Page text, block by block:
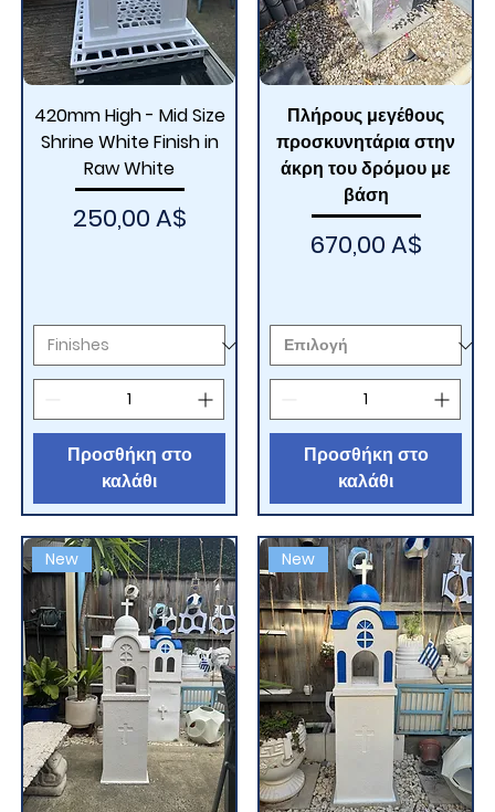
420mm High - Mid Size
Shrine White Finish in
Raw White
Τιμή
250,00 A$
Προσθήκη στο
καλάθι
Πλήρους μεγέθους
προσκυνητάρια στην
άκρη του δρόμου με
βάση
Τιμή
670,00 A$
Προσθήκη στο
καλάθι
New New